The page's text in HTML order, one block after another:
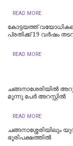
READ MORE
കോട്ടയത്ത്‌
പ്രതിക്ക് 19 വർഷം
READ MORE
ച​ങ്ങ​നാ​ശേ​രി​യി​ല്‍
മൂന്നു പേ​ർ അ​റ​സ്റ്റി​ൽ
READ MORE
ചങ്ങനാശ്ശേരിയിലും
ഭൂരിപക്ഷത്തില്‍